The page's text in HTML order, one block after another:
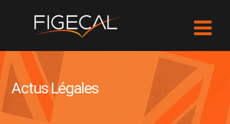
Actus Légales